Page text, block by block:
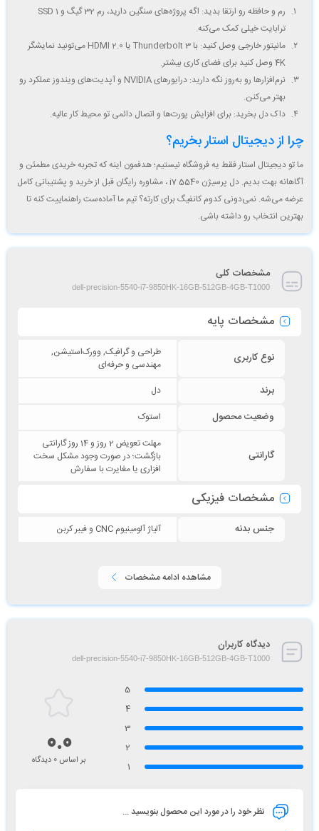
رم و حافظه رو ارتقا بدید
: اگه پروژه‌های سنگین دارید، رم 32 گیگ و SSD 1
ترابایت خیلی کمک می‌کنه.
مانیتور خارجی وصل کنید
: با Thunderbolt 3 یا HDMI 2.0 می‌تونید نمایشگر
4K وصل کنید برای فضای کاری بیشتر.
نرم‌افزارها رو به‌روز نگه دارید
: درایورهای NVIDIA و آپدیت‌های ویندوز عملکرد رو
بهتر می‌کنن.
داک دل بخرید: برای افزایش پورت‌ها و اتصال دائمی تو محیط کار عالیه.
چرا از دیجیتال استار بخریم؟
ما تو دیجیتال استار فقط یه فروشگاه نیستیم؛ هدفمون اینه که تجربه خریدی مطمئن و
آگاهانه بهت بدیم. دل پرسیژن 5540 i7
، مشاوره رایگان قبل از خرید و پشتیبانی کامل
عرضه می‌شه. نمی‌دونی کدوم کانفیگ برای کارته؟ تیم ما آماده‌ست راهنماییت کنه تا
بهترین انتخاب رو داشته باشی.
مشخصات کلی
dell-precision-5540-i7-9850HK-16GB-512GB-4GB-T1000
مشخصات پایه
نوع کاربری
طراحی و گرافیک, وورک‌استیشن,
مهندسی و حرفه‌ای
برند دل
وضعیت محصول استوک
گارانتی
مهلت تعویض 2 روز و 14 روز گارانتی
بازگشت؛ در صورت وجود مشکل سخت‌
افزاری یا مغایرت با سفارش
مشخصات فیزیکی
جنس بدنه آلیاژ آلومینیوم CNC و فیبر کربن
مشاهده ادامه مشخصات
دیدگاه کاربران
dell-precision-5540-i7-9850HK-16GB-512GB-4GB-T1000
5
4
3
2
1
0.0بر اساس 0 دیدگاه
نظر خود را در مورد این محصول بنویسید ...